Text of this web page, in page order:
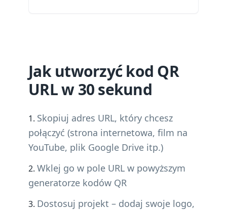
Jak utworzyć kod QR
URL w 30 sekund
Skopiuj adres URL, który chcesz
połączyć (strona internetowa, film na
YouTube, plik Google Drive itp.)
Wklej go w pole URL w powyższym
generatorze kodów QR
Dostosuj projekt – dodaj swoje logo,